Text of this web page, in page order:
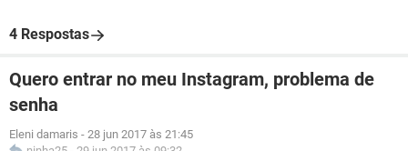
4 Respostas
Quero entrar no meu Instagram, problema de
senha
Eleni damaris - 28 jun 2017 às 21:45